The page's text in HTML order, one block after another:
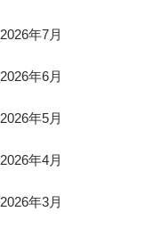
2026年7月
2026年6月
2026年5月
2026年4月
2026年3月